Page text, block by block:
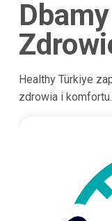
Healthy Türkiye
zdrowia i